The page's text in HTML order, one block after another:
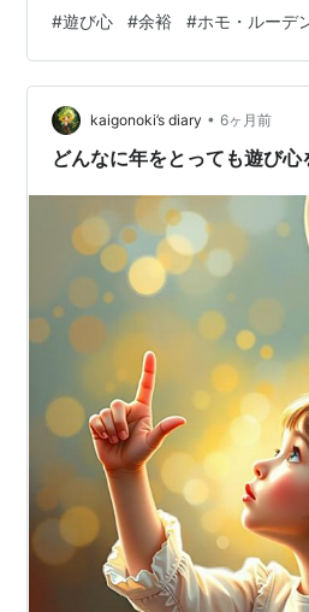
でも確実でもないわけで、出来も
ても、それこそ、意味がないわ
ではなく、みんなで、社会全体
そもそも、社会は成立しません。
ん。 ホモ・ルーデンス（遊ぶ人
#遊び心 #余裕 #ホモ・ルーデ
kaigonoki’s diary • 6ヶ月前
どんなに年をとっても遊び心